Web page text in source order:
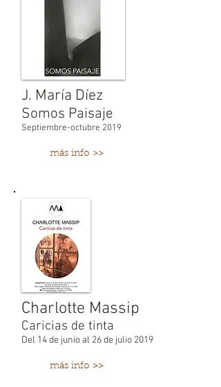
J. María Díez
Somos Paisaje
Septiembre-octubre 2019
más info >>
Charlotte Massip
Caricias de tinta
Del 14 de junio al 26 de julio 2019
más info >>